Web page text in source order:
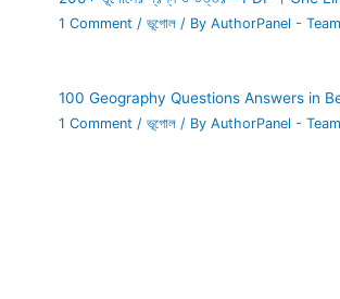
1 Comment /ভূগোল / ByAuthorPanel -
100 Geography Questions Answers in
1 Comment /ভূগোল / ByAuthorPanel -